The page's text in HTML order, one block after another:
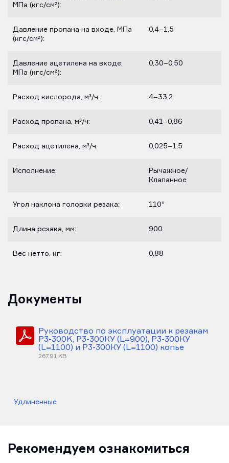
МПа (кгс/см²):
Давление пропана на входе, МПа
(кгс/см²):
0,4–1,5
Давление ацетилена на входе,
МПа (кгс/см²):
0,30–0,50
Расход кислорода, м³/ч: 4–33,2
Расход пропана, м³/ч: 0,41–0,86
Расход ацетилена, м³/ч: 0,025–1,5
Исполнение:
Рычажное/
Клапанное
Угол наклона головки резака: 110°
Длина резака, мм: 900
Вес нетто, кг: 0,88
Документы
Руководство по эксплуатации к резакам
Р3-300K, P3-300КУ (L=900), P3-300КУ
(L=1100) и P3-300КУ (L=1100) копье
267.91 KB
Удлиненные
Рекомендуем ознакомиться